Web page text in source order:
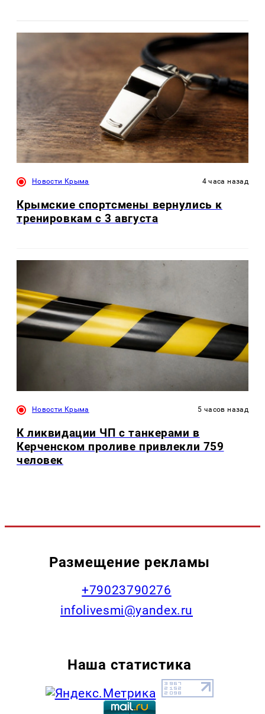
Новости Крыма 4 часа назад
Крымские спортсмены вернулись к
тренировкам с 3 августа
Новости Крыма 5 часов назад
К ликвидации ЧП с танкерами в
Керченском проливе привлекли 759
человек
Размещение рекламы
+79023790276
infolivesmi@yandex.ru
Наша статистика